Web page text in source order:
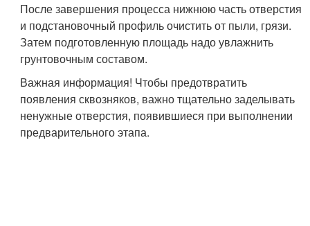
После завершения процесса нижнюю часть отверстия
и подстановочный профиль очистить от пыли, грязи.
Затем подготовленную площадь надо увлажнить
грунтовочным составом.
Важная информация! Чтобы предотвратить
появления сквозняков, важно тщательно заделывать
ненужные отверстия, появившиеся при выполнении
предварительного этапа.